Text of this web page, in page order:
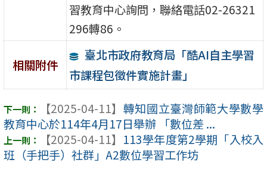
習教育中心詢問，聯絡電話02-26321
296轉86。
相關附件
臺北市政府教育局「酷AI自主學習
市課程包徵件實施計畫」
【2025-04-11】 轉知國立臺灣師範大學數學
教育中心於114年4月17日舉辦 「數位差 ...
【2025-04-11】 113學年度第2學期「入校入
班（手把手）社群」A2數位學習工作坊